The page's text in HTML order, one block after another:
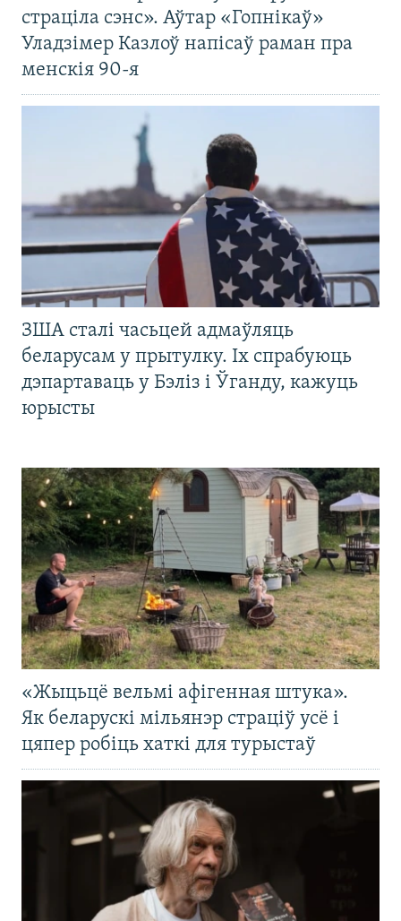
страціла сэнс». Аўтар «Гопнікаў»
Уладзімер Казлоў напісаў раман пра
менскія 90-я
ЗША сталі часьцей адмаўляць
беларусам у прытулку. Іх спрабуюць
дэпартаваць у Бэліз і Ўганду, кажуць
юрысты
«Жыцьцё вельмі афігенная штука».
Як беларускі мільянэр страціў усё і
цяпер робіць хаткі для турыстаў